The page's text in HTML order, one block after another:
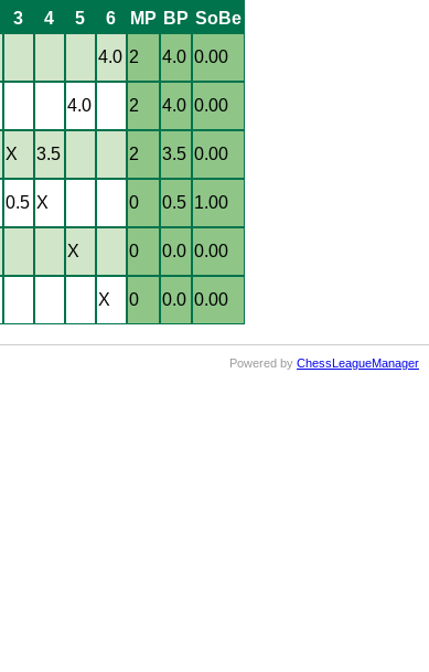
3 4 5 6 MP BP SoBe
4.0 2 4.0 0.00
4.0 2 4.0 0.00
X 3.5 2 3.5 0.00
0.5 X 0 0.5 1.00
X 0 0.0 0.00
X 0 0.0 0.00
Powered by ChessLeagueManager